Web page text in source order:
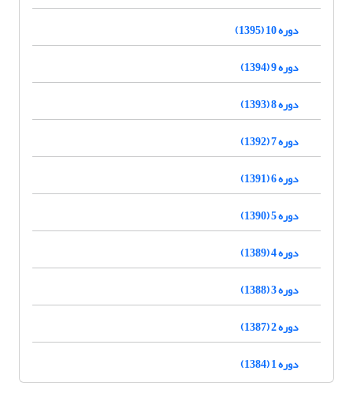
دوره 10 (1395)
دوره 9 (1394)
دوره 8 (1393)
دوره 7 (1392)
دوره 6 (1391)
دوره 5 (1390)
دوره 4 (1389)
دوره 3 (1388)
دوره 2 (1387)
دوره 1 (1384)